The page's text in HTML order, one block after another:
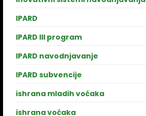
IPARD
IPARD III program
IPARD navodnjavanje
IPARD subvencije
ishrana mladih voćaka
ishrana voćaka